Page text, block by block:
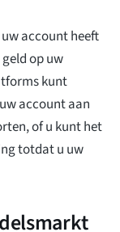
account heeft
op uw
kunt
account aan
of u kunt het
totdat u uw